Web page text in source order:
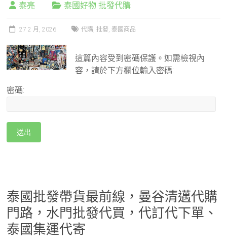
泰亮 泰國好物 批發代購
27 2 月, 2026 代購,批發,泰國商品
這篇內容受到密碼保護。如需檢視內
容，請於下方欄位輸入密碼:
密碼:
泰國批發帶貨最前線，曼谷清邁代購
門路，水門批發代買，代訂代下單、
泰國集運代寄